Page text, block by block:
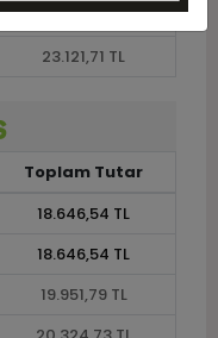
22.748,77 TL
23.121,71 TL
Toplam Tutar
18.646,54 TL
18.646,54 TL
19.951,79 TL